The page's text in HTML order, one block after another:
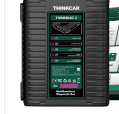
1.884,20TL
STM32F103C6T6
Geliştirme Kartı
161,18TL
NUCLEO-F756ZG